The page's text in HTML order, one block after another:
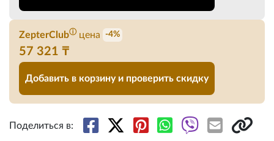
ZepterClubⓘ цена -4%
57 321 ₸
Добавить в корзину и проверить скидку
Поделиться в: